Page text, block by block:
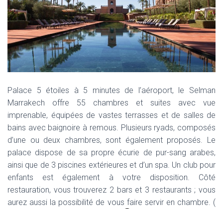
Palace 5 étoiles à 5 minutes de l’aéroport, le Selman
Marrakech offre 55 chambres et suites avec vue
imprenable, équipées de vastes terrasses et de salles de
bains avec baignoire à remous. Plusieurs ryads, composés
d’une ou deux chambres, sont également proposés. Le
palace dispose de sa propre écurie de pur-sang arabes,
ainsi que de 3 piscines extérieures et d’un spa. Un club pour
enfants est également à votre disposition. Côté
restauration, vous trouverez 2 bars et 3 restaurants ; vous
aurez aussi la possibilité de vous faire servir en chambre. (